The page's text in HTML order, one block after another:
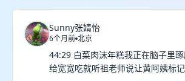
Sunny张婧怡
6个月前 北京
44:29 白菜肉沫年糕我正在脑子里
给宽宽吃就听祖老师说让黄阿姨标